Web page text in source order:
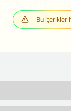
Bu içerikler